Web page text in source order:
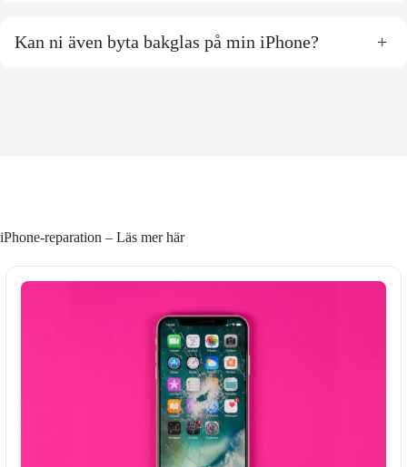
Kan ni även byta bakglas på min iPhone? +
iPhone-reparation – Läs mer här